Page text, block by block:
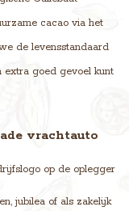
cacao via het
de levensstandaard
goed gevoel kunt
vrachtauto
op de oplegger
jubilea of als zakelijk